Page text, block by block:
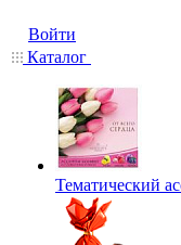
Войти
Каталог
Тематический